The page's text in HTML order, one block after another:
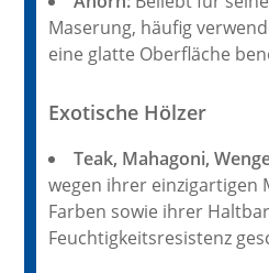
Maserung, häufig
eine glatte Oberfläche
Exotische Hölzer
Teak, Mahagoni,
wegen ihrer einzigartigen
Farben sowie ihrer
Feuchtigkeitsresistenz